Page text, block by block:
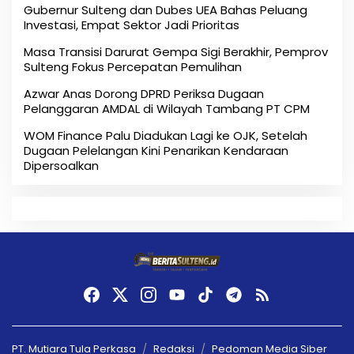
Gubernur Sulteng dan Dubes UEA Bahas Peluang
Investasi, Empat Sektor Jadi Prioritas
Masa Transisi Darurat Gempa Sigi Berakhir, Pemprov
Sulteng Fokus Percepatan Pemulihan
Azwar Anas Dorong DPRD Periksa Dugaan
Pelanggaran AMDAL di Wilayah Tambang PT CPM
‎WOM Finance Palu Diadukan Lagi ke OJK, Setelah
Dugaan Pelelangan Kini Penarikan Kendaraan
Dipersoalkan ‎
PT. Mutiara Tula Perkasa Redaksi Pedoman Media Siber